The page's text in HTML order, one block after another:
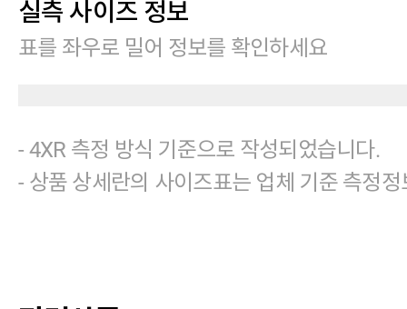
실측 사이즈 정보
표를 좌우로 밀어 정보를 확인하세요
- 4XR 측정 방식 기준으로 작성되었습니다.
- 상품 상세란의 사이즈표는 업체 기준 측정정